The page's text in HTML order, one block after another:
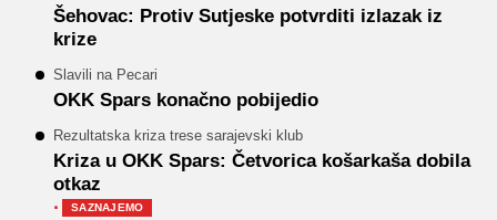
Šehovac: Protiv Sutjeske potvrditi izlazak iz
krize
Slavili na Pecari
OKK Spars konačno pobijedio
Rezultatska kriza trese sarajevski klub
Kriza u OKK Spars: Četvorica košarkaša dobila
otkaz
· SAZNAJEMO